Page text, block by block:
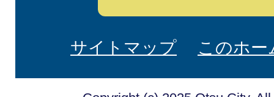
サイトマップ このホ